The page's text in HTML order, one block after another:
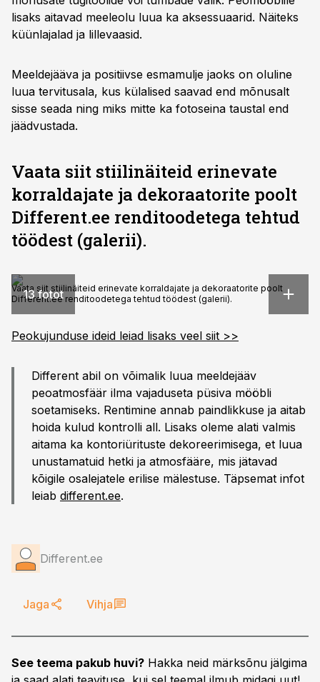
lisaks aitavad meeleolu luua ka aksessuaarid. Näiteks
küünlajalad ja lillevaasid.
Meeldejääva ja positiivse esmamulje jaoks on oluline
luua tervitusala, kus külalised saavad end mõnusalt
sisse seada ning miks mitte ka fotoseina taustal end
jäädvustada.
Vaata siit stiilinäiteid erinevate
korraldajate ja dekoraatorite poolt
Different.ee renditoodetega tehtud
töödest (galerii).
13 fotot
Vaata siit stiilinäiteid erinevate korraldajate ja dekoraatorite poolt
Different.ee renditoodetega tehtud töödest (galerii).
Peokujunduse ideid leiad lisaks veel siit >>
Different abil on võimalik luua meeldejääv
peoatmosfäär ilma vajaduseta püsiva mööbli
soetamiseks. Rentimine annab paindlikkuse ja aitab
hoida kulud kontrolli all. Lisaks oleme alati valmis
aitama ka kontoriürituste dekoreerimisega, et luua
unustamatuid hetki ja atmosfääre, mis jätavad
kõigile osalejatele erilise mälestuse. Täpsemat infot
leiab different.ee.
Different.ee
Jaga Vihja
See teema pakub huvi? Hakka neid märksõnu jälgima